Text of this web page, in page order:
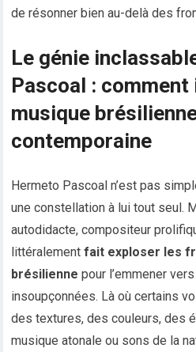
de résonner bien au-delà des
Le génie
Pascoal :
musique
contemporaine
Hermeto Pascoal n’est pas
une constellation à lui tout seul.
autodidacte, compositeur
littéralementfait exploser les
brésilienne pour l’emmener
insoupçonnées. Là où certains
des textures, des couleurs, des
musique atonale ou sons de la